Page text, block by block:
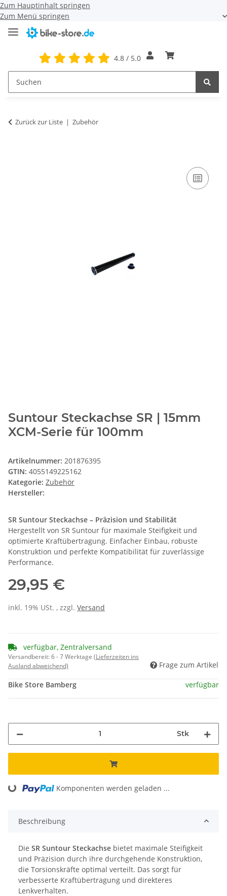
Zum Hauptinhalt springen
Zum Menü springen
4.8 / 5.0
Zurück zur Liste Zubehör
Suntour Steckachse SR | 15mm
XCM-Serie für 100mm
Artikelnummer: 201876395
GTIN: 4055149225162
Kategorie: Zubehör
Hersteller:
SR Suntour Steckachse – Präzision und Stabilität
Hergestellt von SR Suntour für maximale Steifigkeit und
optimierte Kraftübertragung. Einfacher Einbau, robuste
Konstruktion und perfekte Kompatibilität für zuverlässige
Performance.
29,95 €
inkl. 19% USt. , zzgl. Versand
verfügbar, Zentralversand
Versandbereit:6 - 7 Werktage (Lieferzeiten ins
Ausland abweichend)
Frage zum Artikel
Bike Store Bamberg verfügbar
Stk
Loading... Komponenten werden geladen ...
Beschreibung
Die SR Suntour Steckachse bietet maximale Steifigkeit
und Präzision durch ihre durchgehende Konstruktion,
die Torsionskräfte optimal verteilt. Das sorgt für
verbesserte Kraftübertragung und direkteres
Lenkverhalten.